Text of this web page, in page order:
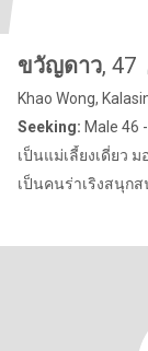
ขวัญดาว, 47
Khao Wong,
Seeking: Male 46
เป็นแม่เลี้ยงเดี่ยว
เป็นคนร่าเริงสนุก